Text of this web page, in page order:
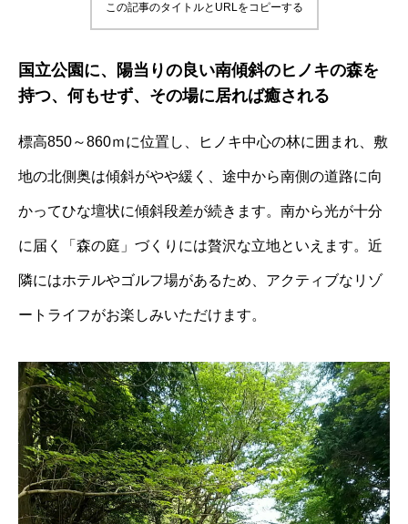
この記事のタイトルとURLをコピーする
国立公園に、陽当りの良い南傾斜のヒノキの森を
持つ、何もせず、その場に居れば癒される
標高850～860ｍに位置し、ヒノキ中心の林に囲まれ、敷
地の北側奥は傾斜がやや緩く、途中から南側の道路に向
かってひな壇状に傾斜段差が続きます。南から光が十分
に届く「森の庭」づくりには贅沢な立地といえます。近
隣にはホテルやゴルフ場があるため、アクティブなリゾ
ートライフがお楽しみいただけます。